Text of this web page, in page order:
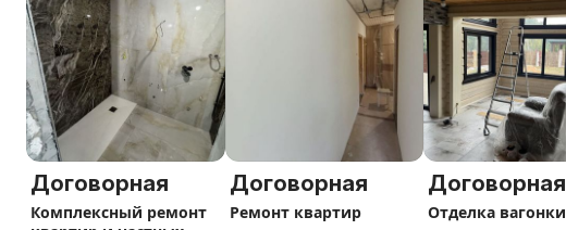
Договорная
Комплексный ремонт
Договорная
Ремонт квартир
Договорная
Отделка вагонки